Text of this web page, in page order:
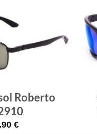
de sol
que
Roberto
€